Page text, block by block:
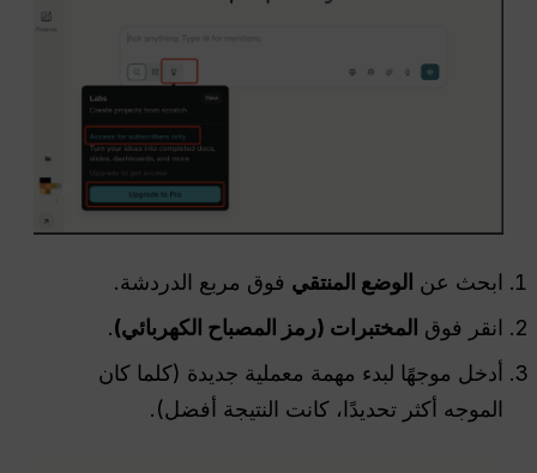
ابحث عن الوضع المنتقي فوق مربع الدردشة.
انقر فوق المختبرات (رمز المصباح الكهربائي).
أدخل موجهًا لبدء مهمة معملية جديدة (كلما كان
الموجه أكثر تحديدًا، كانت النتيجة أفضل).